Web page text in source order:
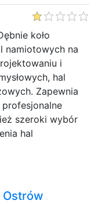
koło
namiotowych na
i
hal
Zapewnia
szeroki wybór
hal
Ostrów